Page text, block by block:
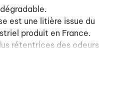
est une litière issue du
produit en France.
rétentrices des odeurs
aux animaux les plus